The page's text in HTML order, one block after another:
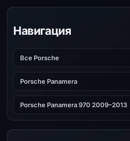
Навигация
Все Porsche
Porsche Panamera
Porsche Panamera 970 2009–2013